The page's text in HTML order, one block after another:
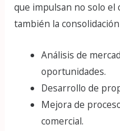
que impulsan no solo
también la
Análisis de
oportunidades.
Desarrollo de
Mejora de
comercial.